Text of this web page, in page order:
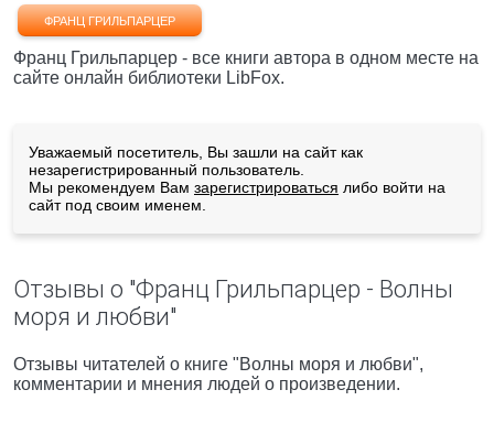
ФРАНЦ ГРИЛЬПАРЦЕР
Франц Грильпарцер - все книги автора в одном месте на
сайте онлайн библиотеки LibFox.
Уважаемый посетитель, Вы зашли на сайт как
незарегистрированный пользователь.
Мы рекомендуем Вам зарегистрироваться либо войти на
сайт под своим именем.
Отзывы о "Франц Грильпарцер - Волны
моря и любви"
Отзывы читателей о книге "Волны моря и любви",
комментарии и мнения людей о произведении.